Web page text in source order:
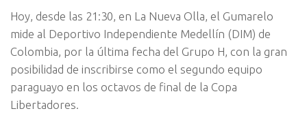
Hoy, desde las 21:30, en La Nueva Olla, el Gumarelo
mide al Deportivo Independiente Medellín (DIM) de
Colombia, por la última fecha del Grupo H, con la gran
posibilidad de inscribirse como el segundo equipo
paraguayo en los octavos de final de la Copa
Libertadores.